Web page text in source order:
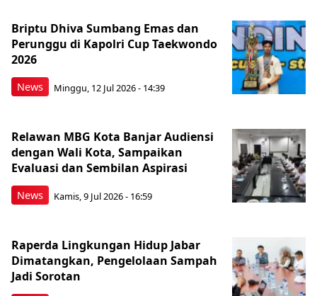
News
Briptu Dhiva Sumbang Emas dan
Perunggu di Kapolri Cup Taekwondo
2026
Minggu, 12 Jul 2026 - 14:39
News
Relawan MBG Kota Banjar Audiensi
dengan Wali Kota, Sampaikan
Evaluasi dan Sembilan Aspirasi
Kamis, 9 Jul 2026 - 16:59
Raperda Lingkungan Hidup Jabar
Dimatangkan, Pengelolaan Sampah
Jadi Sorotan